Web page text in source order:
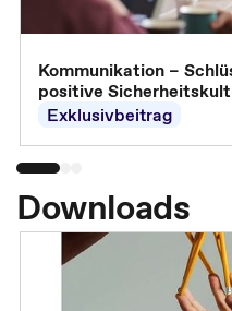
Kommunikation –
positive
Exklusivbeitrag
Downloads